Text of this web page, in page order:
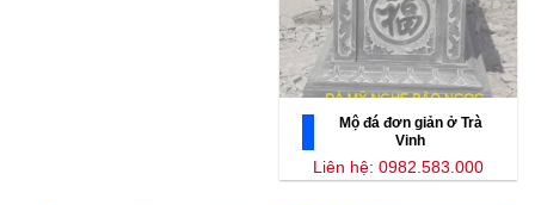
Mộ đá đơn giản ở Trà
Vinh
Liên hệ: 0982.583.000